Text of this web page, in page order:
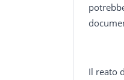
Il reato